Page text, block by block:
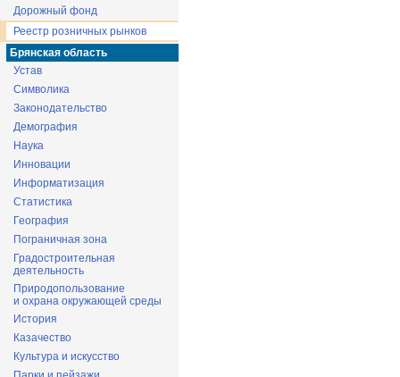
Дорожный фонд
Реестр розничных рынков
Брянская область
Устав
Символика
Законодательство
Демография
Наука
Инновации
Информатизация
Статистика
География
Пограничная зона
Градостроительная
деятельность
Природопользование
и охрана окружающей среды
История
Казачество
Культура и искусство